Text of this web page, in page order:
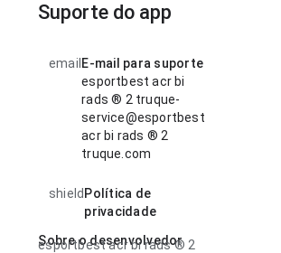
Suporte do app
email E-mail para suporte
esportbest acr bi
rads ® 2 truque-
service@esportbest
acr bi rads ® 2
truque.com
shield Política de
privacidade
Sobre o desenvolvedor
esportbest acr bi rads ® 2